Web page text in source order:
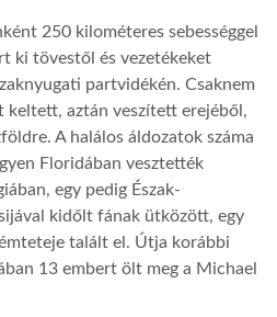
250 kilométeres sebességgel
ki tövestől és vezetékeket
partvidékén. Csaknem
keltett, aztán veszített erejéből,
A halálos áldozatok száma
Floridában vesztették
egy pedig Észak-
kidőlt fának ütközött, egy
talált el. Útja korábbi
13 embert ölt meg a Michael